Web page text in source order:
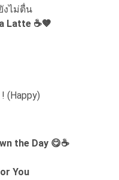
งไม่ตื่น
Latte ☕🤎
(Happy)
the Day 😋☕
You